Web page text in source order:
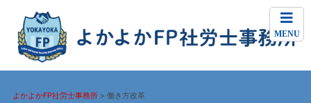
MENU
よかよかFP社労士事務所> 働き方改革